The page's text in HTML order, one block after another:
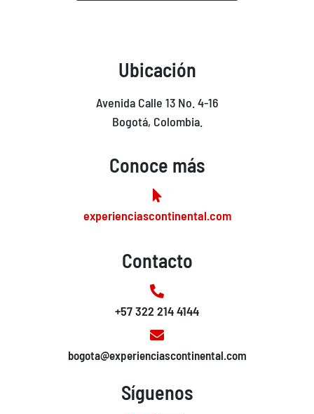
Ubicación
Avenida Calle 13 No. 4-16
Bogotá, Colombia.
Conoce más
experienciascontinental.com
Contacto
+57 322 214 4144
bogota@experienciascontinental.com
Síguenos